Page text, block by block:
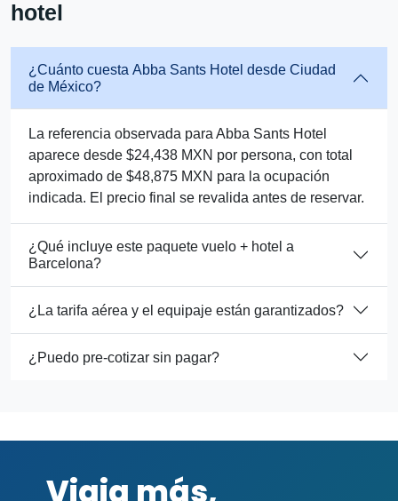
hotel
¿Cuánto cuesta Abba Sants Hotel desde Ciudad
de México?
La referencia observada para Abba Sants Hotel
aparece desde $24,438 MXN por persona, con total
aproximado de $48,875 MXN para la ocupación
indicada. El precio final se revalida antes de reservar.
¿Qué incluye este paquete vuelo + hotel a
Barcelona?
¿La tarifa aérea y el equipaje están garantizados?
¿Puedo pre-cotizar sin pagar?
Viaja más,